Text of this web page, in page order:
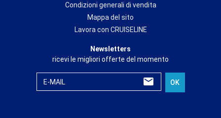
Condizioni generali di vendita
Mappa del sito
Lavora con CRUISELINE
Newsletters
ricevi le migliori offerte del momento
E-MAIL OK